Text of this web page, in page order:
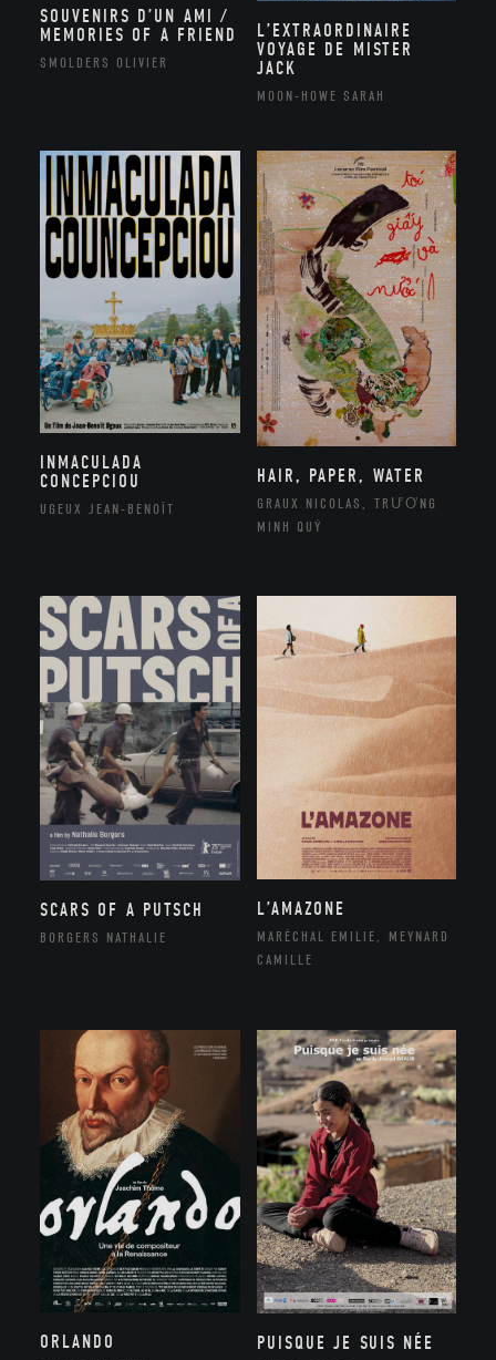
SOUVENIRS D’UN AMI /
MEMORIES OF A FRIEND
SMOLDERS OLIVIER
L’EXTRAORDINAIRE
VOYAGE DE MISTER
JACK
MOON-HOWE SARAH
INMACULADA
CONCEPCIOU
UGEUX JEAN-BENOÎT
HAIR, PAPER, WATER
GRAUX NICOLAS, TRƯƠNG
MINH QUÝ
SCARS OF A PUTSCH
BORGERS NATHALIE
L’AMAZONE
MARÉCHAL EMILIE, MEYNARD
CAMILLE
ORLANDO PUISQUE JE SUIS NÉE